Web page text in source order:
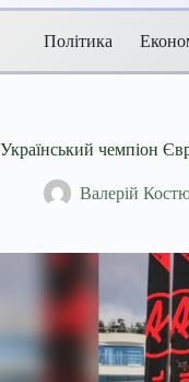
Політика
Український чемпіон
Валерій